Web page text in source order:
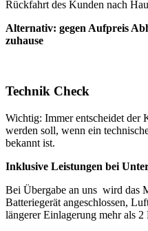
Rückfahrt des Kunden nach
Alternativ: gegen Aufpreis
zuhause
Technik Check
Wichtig: Immer entscheidet der
werden soll, wenn ein
bekannt ist.
Inklusive Leistungen bei
Bei Übergabe an uns wird das
Batteriegerät angeschlossen,
längerer Einlagerung mehr als 2